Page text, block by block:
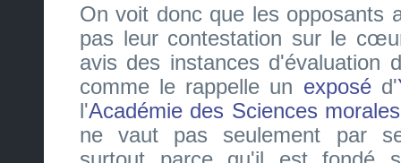
On voit donc que les opposants
pas leur contestation sur le
avis des instances d'évaluation
comme le rappelle un exposéd'
l'Académie des Sciences
ne vaut pas seulement par